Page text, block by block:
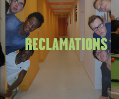
RECLAMATIONS